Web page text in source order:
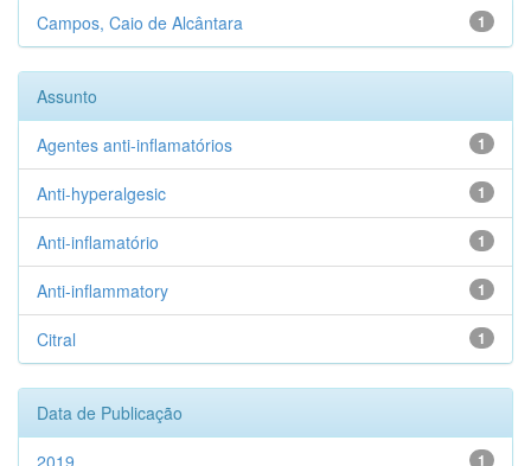
1
Campos, Caio de Alcântara
Assunto
1
Agentes anti-inflamatórios
1
Anti-hyperalgesic
1
Anti-inflamatório
1
Anti-inflammatory
1
Citral
Data de Publicação
1
2019